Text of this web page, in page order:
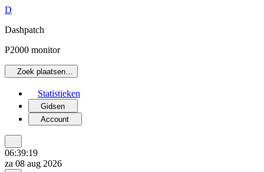
D
Dashpatch
P2000 monitor
Zoek plaatsen…
Statistieken
Gidsen
Account
06:39:19
za 08 aug 2026